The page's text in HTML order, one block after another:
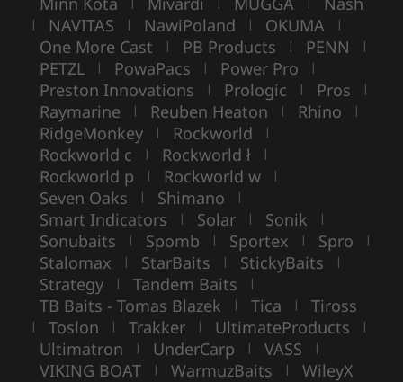
| NAVITAS | NawiPoland | OKUMA |
One More Cast | PB Products | PENN |
PETZL | PowaPacs | Power Pro |
Preston Innovations | Prologic | Pros |
Raymarine | Reuben Heaton | Rhino |
RidgeMonkey | Rockworld |
Rockworld c | Rockworld ł |
Rockworld p | Rockworld w |
Seven Oaks | Shimano |
Smart Indicators | Solar | Sonik |
Sonubaits | Spomb | Sportex | Spro |
Stalomax | StarBaits | StickyBaits |
Strategy | Tandem Baits |
TB Baits - Tomas Blazek | Tica | Tiross
| Toslon | Trakker | UltimateProducts |
Ultimatron | UnderCarp | VASS |
VIKING BOAT | WarmuzBaits | WileyX